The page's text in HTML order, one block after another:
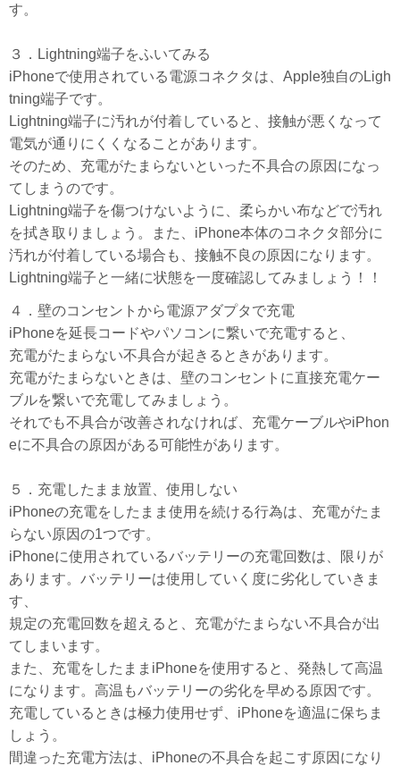
す。
３． Lightning端子をふいてみる
iPhoneで使用されている電源コネクタは、Apple独自のLigh
tning端子です。
Lightning端子に汚れが付着していると、接触が悪くなって
電気が通りにくくなることがあります。
そのため、充電がたまらないといった不具合の原因になっ
てしまうのです。
Lightning端子を傷つけないように、柔らかい布などで汚れ
を拭き取りましょう。また、iPhone本体のコネクタ部分に
汚れが付着している場合も、接触不良の原因になります。
Lightning端子と一緒に状態を一度確認してみましょう！！
４．壁のコンセントから電源アダプタで充電
iPhoneを延長コードやパソコンに繋いで充電すると、
充電がたまらない不具合が起きるときがあります。
充電がたまらないときは、壁のコンセントに直接充電ケー
ブルを繋いで充電してみましょう。
それでも不具合が改善されなければ、充電ケーブルやiPhon
eに不具合の原因がある可能性があります。
５．充電したまま放置、使用しない
iPhoneの充電をしたまま使用を続ける行為は、充電がたま
らない原因の1つです。
iPhoneに使用されているバッテリーの充電回数は、限りが
あります。バッテリーは使用していく度に劣化していきま
す、
規定の充電回数を超えると、充電がたまらない不具合が出
てしまいます。
また、充電をしたままiPhoneを使用すると、発熱して高温
になります。高温もバッテリーの劣化を早める原因です。
充電しているときは極力使用せず、iPhoneを適温に保ちま
しょう。
間違った充電方法は、iPhoneの不具合を起こす原因になり